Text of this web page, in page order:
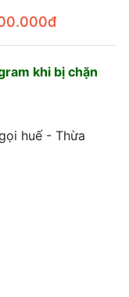
khi bị chặn
huế - Thừa